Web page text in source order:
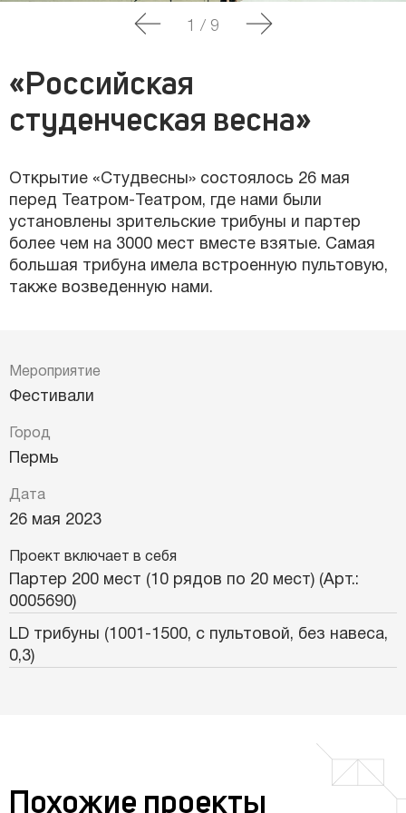
1 / 9
«Российская
студенческая весна»
Открытие «Студвесны» состоялось 26 мая
перед Театром-Театром, где нами были
установлены зрительские трибуны и партер
более чем на 3000 мест вместе взятые. Самая
большая трибуна имела встроенную пультовую,
также возведенную нами.
Мероприятие
Фестивали
Город
Пермь
Дата
26 мая 2023
Проект включает в себя
Партер 200 мест (10 рядов по 20 мест) (Арт.:
0005690)
LD трибуны (1001-1500, с пультовой, без навеса,
0,3)
Похожие проекты